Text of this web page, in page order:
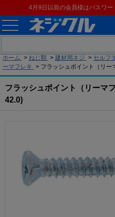
4月9日以前の会員様はパスワー
ホーム > ねじ類 > 建材用ネジ > セルフ
ーマフレキ > フラッシュポイント（リ
フラッシュポイント（リーマ
42.0)